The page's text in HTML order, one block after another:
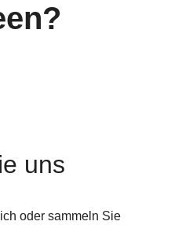
uns
oder sammeln Sie